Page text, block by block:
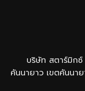
บริษัท สตาร์มิก
คันนายาว เขตคันนา